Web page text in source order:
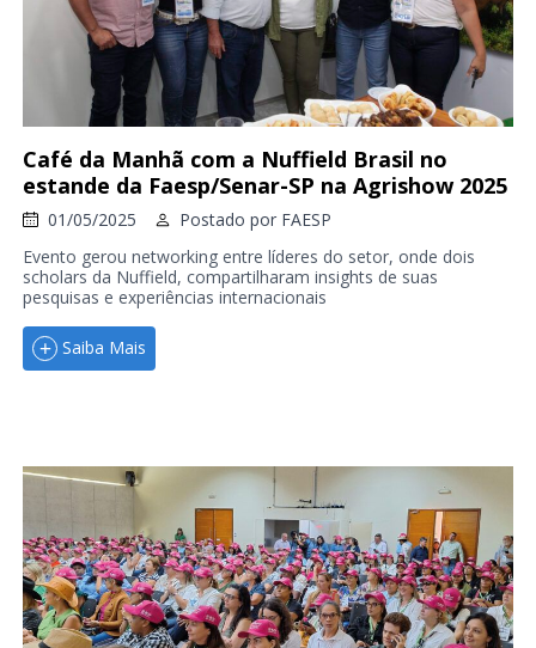
Café da Manhã com a Nuffield Brasil no
estande da Faesp/Senar-SP na Agrishow 2025
01/05/2025 Postado por FAESP
Evento gerou networking entre líderes do setor, onde dois
scholars da Nuffield, compartilharam insights de suas
pesquisas e experiências internacionais
Saiba Mais